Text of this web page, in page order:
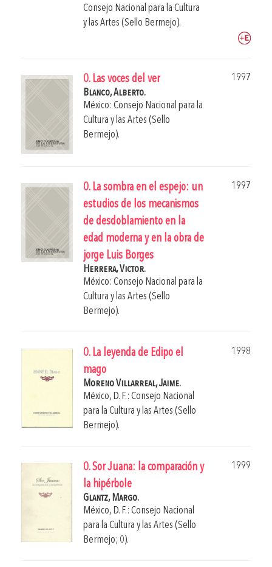
Consejo Nacional para la Cultura
y las Artes (Sello Bermejo).
0. Las voces del ver
1997
Blanco, Alberto.
México: Consejo Nacional para la
Cultura y las Artes (Sello
Bermejo).
0. La sombra en el espejo: un
estudios de los mecanismos
de desdoblamiento en la
edad moderna y en la obra de
jorge Luis Borges
1997
Herrera, Victor.
México: Consejo Nacional para la
Cultura y las Artes (Sello
Bermejo).
0. La leyenda de Edipo el
mago
1998
Moreno Villarreal, Jaime.
México, D. F.: Consejo Nacional
para la Cultura y las Artes (Sello
Bermejo).
0. Sor Juana: la comparación y
la hipérbole
1999
Glantz, Margo.
México, D. F.: Consejo Nacional
para la Cultura y las Artes (Sello
Bermejo; 0).